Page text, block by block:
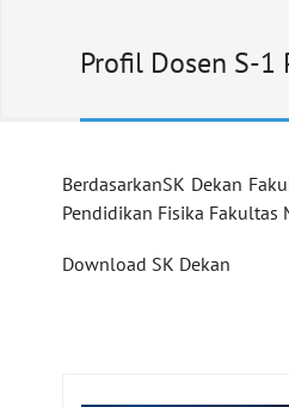
Profil Dosen S-1
BerdasarkanSK Dekan
Pendidikan Fisika Fakultas
Download SK Dekan